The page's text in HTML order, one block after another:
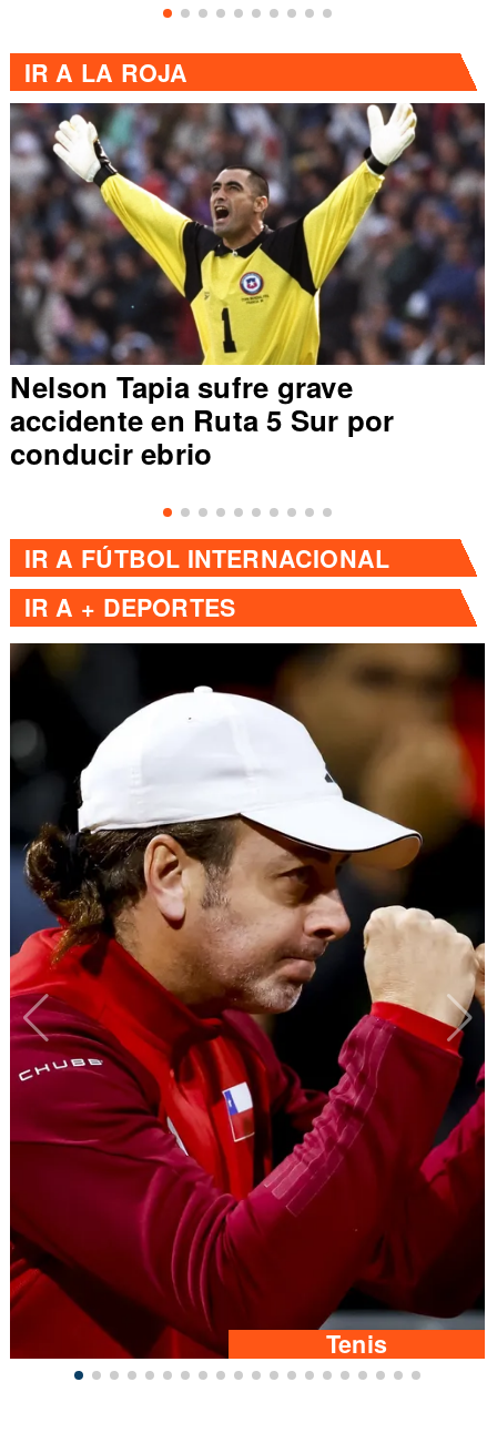
IR A LA ROJA
Nelson Tapia sufre grave
accidente en Ruta 5 Sur por
conducir ebrio
IR A FÚTBOL INTERNACIONAL
IR A + DEPORTES
Tenis